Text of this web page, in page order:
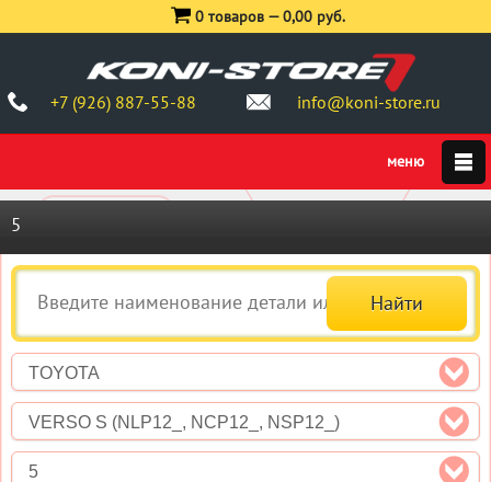
+7 (926) 887-55-88 info@koni-store.ru
0 товаров —0,00 руб.
5
TOYOTA
VERSO S (NLP12_, NCP12_, NSP12_)
5